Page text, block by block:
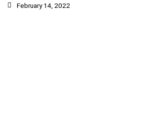
February 14, 2022